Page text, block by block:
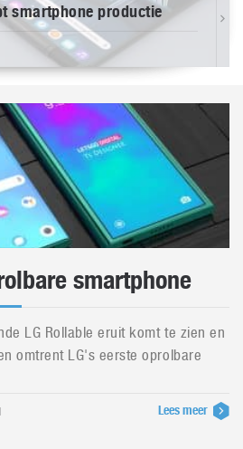
smartphone productie
smartphone
LG Rollable eruit komt te zien en
omtrent LG's eerste oprolbare
Lees meer